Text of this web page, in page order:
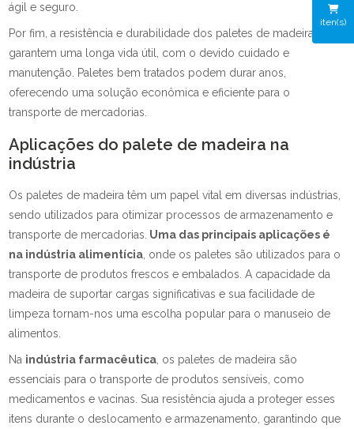
iten(s)
ágil e seguro.
Por fim, a resistência e durabilidade dos paletes de madeira
garantem uma longa vida útil, com o devido cuidado e
manutenção. Paletes bem tratados podem durar anos,
oferecendo uma solução econômica e eficiente para o
transporte de mercadorias.
Aplicações do palete de madeira na
indústria
Os paletes de madeira têm um papel vital em diversas indústrias,
sendo utilizados para otimizar processos de armazenamento e
transporte de mercadorias. Uma das principais aplicações é
na indústria alimentícia , onde os paletes são utilizados para o
transporte de produtos frescos e embalados. A capacidade da
madeira de suportar cargas significativas e sua facilidade de
limpeza tornam-nos uma escolha popular para o manuseio de
alimentos.
Na indústria farmacêutica , os paletes de madeira são
essenciais para o transporte de produtos sensíveis, como
medicamentos e vacinas. Sua resistência ajuda a proteger esses
itens durante o deslocamento e armazenamento, garantindo que